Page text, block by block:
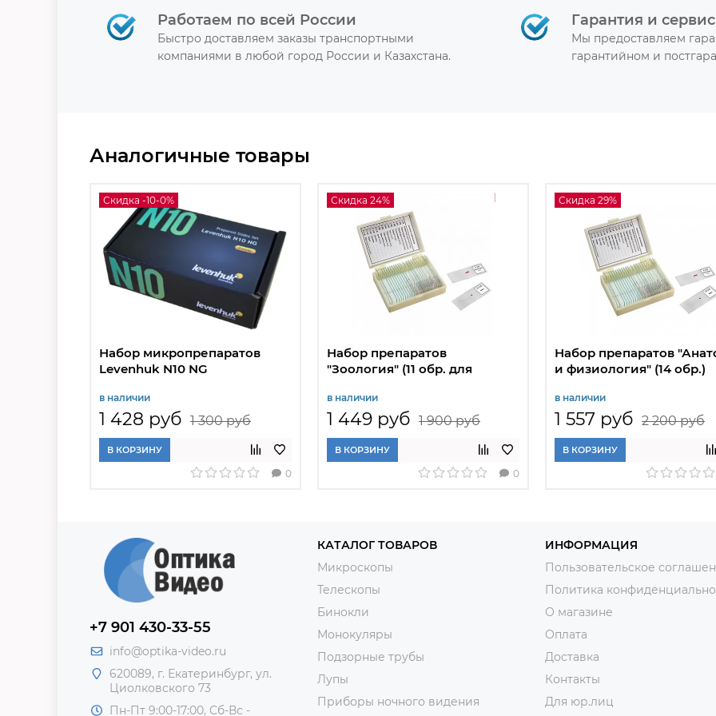
Работаем по всей России
Быстро доставляем заказы транспортными
компаниями в любой город России и Казахстана.
Гарантия и сервис
Мы предоставляем
гарантийном и
Аналогичные товары
Скидка -10-0%
Набор микропрепаратов
Levenhuk N10 NG
в наличии
1 428 руб 1 300 руб
В КОРЗИНУ
0
Скидка 24%
Набор препаратов
"Зоология" (11 обр. для
в наличии
1 449 руб 1 900 руб
В КОРЗИНУ
0
Скидка 29%
Набор препаратов
и физиология" (14 обр.)
в наличии
1 557 руб 2 200 руб
В КОРЗИНУ
+7 901 430-33-55
info@optika-video.ru
620089, г. Екатеринбург, ул.
Циолковского 73
Пн-Пт 9:00-17:00, Сб-Вс -
КАТАЛОГ ТОВАРОВ
Микроскопы
Телескопы
Бинокли
Монокуляры
Подзорные трубы
Лупы
Приборы ночного видения
ИНФОРМАЦИЯ
Пользовательское
Политика
О магазине
Оплата
Доставка
Контакты
Для юр.лиц